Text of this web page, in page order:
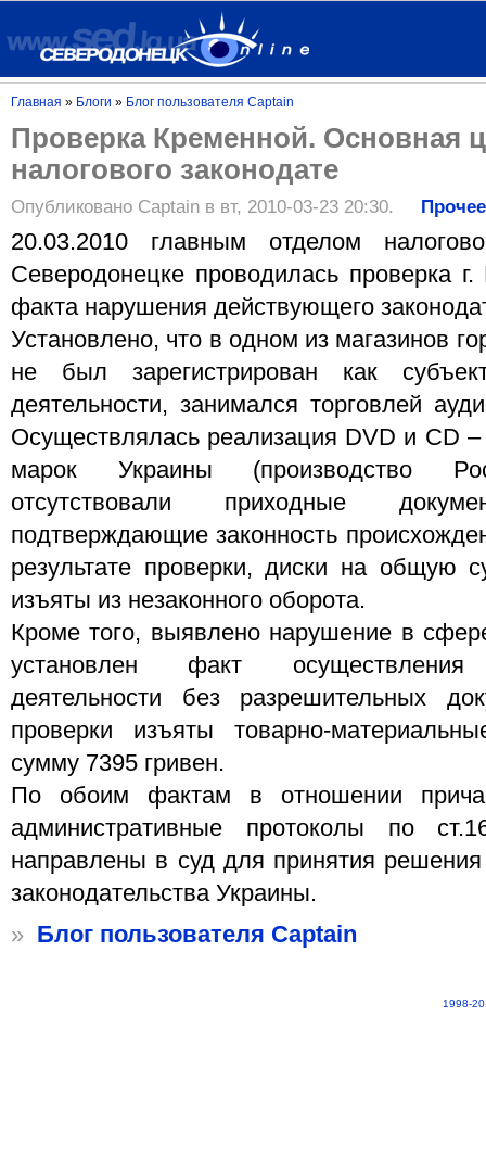
Главная » Блоги » Блог пользователя Captain
Проверка Кременной. Основная
налогового законодате
Опубликовано Captain в вт, 2010-03-23 20:30. Прочее
20.03.2010 главным отделом
Северодонецке проводилась проверка
факта нарушения действующего
Установлено, что в одном из магазинов
не был зарегистрирован как
деятельности, занимался торговлей
Осуществлялась реализация DVD и СD –
марок Украины (производство
отсутствовали приходные
подтверждающие законность
результате проверки, диски на общую
изъяты из незаконного оборота.
Кроме того, выявлено нарушение в
установлен факт осуществления
деятельности без разрешительных
проверки изъяты товарно-
сумму 7395 гривен.
По обоим фактам в отношении
административные протоколы по
направлены в суд для принятия
законодательства Украины.
» Блог пользователя Captain
1998-